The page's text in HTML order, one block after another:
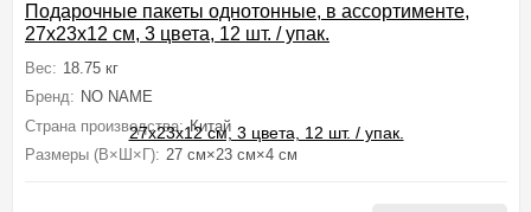
Подарочные пакеты однотонные, в ассортименте,
27x23x12 см, 3 цвета, 12 шт. / упак.
Вес: 18.75 кг
Бренд: NO NAME
Страна производства: Китай
Размеры (В×Ш×Г): 27 см×23 см×4 см